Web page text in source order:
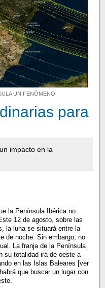
UN FENÓMENO
para
impacto en la
la Península Ibérica no
12 de agosto, sobre las
la luna se situará entre la
de noche. Sin embargo, no
La franja de la Península
su totalidad irá de oeste a
en las Islas Baleares [ver
que buscar un lugar con